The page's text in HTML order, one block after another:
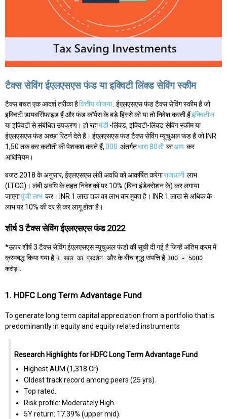
टैक्स सेविंग ईएलएसएस फंड या इक्विटी लिंक्ड सेविंग स्कीम
टैक्स बचत एक आदर्श तरीका हैवित्तीय योजना. ईएलएसएस फंड टैक्स सेविंग स्कीम हैं जो
इक्विटी डायवर्सिफाइड हैं और फंड कॉर्पस के बड़े हिस्से को या तो निवेश करती हैंइक्विटीज
या इक्विटी से संबंधित उपकरण। हो रहामंडी-लिंक्ड, इक्विटी-लिंक्ड सेविंग स्कीम या
ईएलएसएस फंड अच्छा रिटर्न देते हैं। ईएलएसएस फंड टैक्स सेविंग म्यूचुअल फंड हैं जो INR
1,50 तक कर कटौती की पेशकश करते हैं,000 अंतर्गतधारा 80सी काआय कर
अधिनियम।
बजट 2018 के अनुसार, ईएलएसएस लंबी अवधि को आकर्षित करेगाराजधानी लाभ
(LTCG)। लंबी अवधि के तहत निवेशकों पर 10% (बिना इंडेक्सेशन के) कर लगाया
जाएगापूंजी लाभ कर। INR 1 लाख तक का लाभ कर मुक्त है। INR 1 लाख से अधिक के
लाभ पर 10% की दर से कर लागू होता है।
शीर्ष 3 टैक्स सेविंग ईएलएसएस फंड 2022
*ऊपर शीर्ष 3 टैक्स सेविंग ईएलएसएस म्यूचुअल फंडों की सूची दी गई है जिन्हें अंतिम क्रम में
क्रमबद्ध किया गया है 1 साल का प्रदर्शन और के बीच शुद्ध संपत्ति है 100 - 5000
करोड़
1. HDFC Long Term Advantage Fund
To generate long term capital appreciation from a portfolio that is
predominantly in equity and equity related instruments
Research Highlights for HDFC Long Term Advantage Fund
Highest AUM (₹1,318 Cr).
Oldest track record among peers (25 yrs).
Top rated.
Risk profile: Moderately High.
5Y return: 17.39% (upper mid).